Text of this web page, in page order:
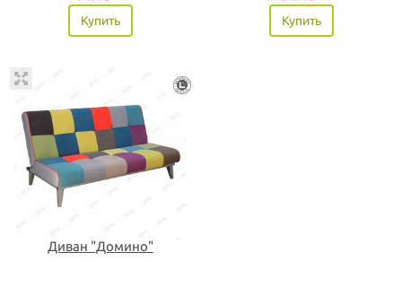
Купить Купить
Диван "Домино"